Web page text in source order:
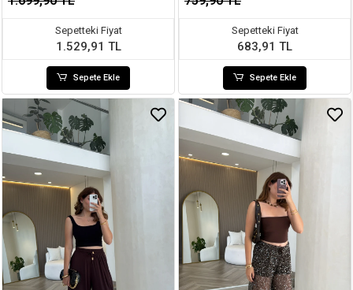
Sepetteki Fiyat
1.529,91 TL
Sepete Ekle
Sepetteki Fiyat
683,91 TL
Sepete Ekle